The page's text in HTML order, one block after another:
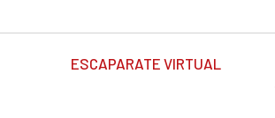
ESCAPARATE VIRTUAL